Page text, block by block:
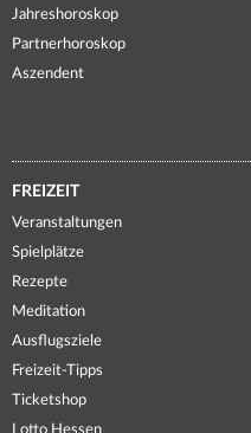
Jahreshoroskop
Partnerhoroskop
Aszendent
FREIZEIT
Veranstaltungen
Spielplätze
Rezepte
Meditation
Ausflugsziele
Freizeit-Tipps
Ticketshop
Lotto Hessen